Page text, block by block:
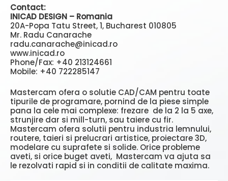
Contact:
INICAD DESIGN – Romania
20A-Popa Tatu Street, 1, Bucharest 010805
Mr. Radu Canarache
radu.canarache@inicad.ro
www.inicad.ro
Phone/Fax: +40 213124661
Mobile: +40 722285147
Mastercam ofera o solutie CAD/CAM pentru toate
tipurile de programare, pornind de la piese simple
pana la cele mai complexe: frezare de la 2 la 5 axe,
strunjire dar si mill-turn, sau taiere cu fir.
Mastercam ofera solutii pentru industria lemnului,
routere, taieri si prelucrari artistice, proiectare 3D,
modelare cu suprafete si solide. Orice probleme
aveti, si orice buget aveti, Mastercam va ajuta sa
le rezolvati rapid si in conditii de calitate maxima.